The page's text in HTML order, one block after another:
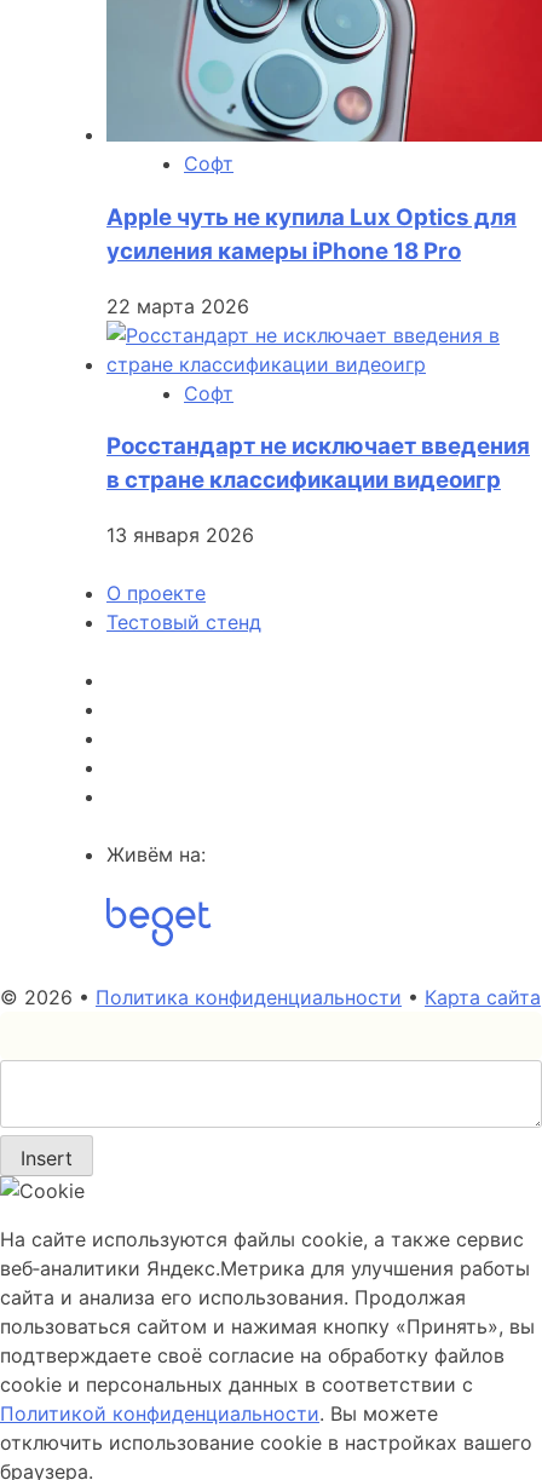
Софт
Apple чуть не купила Lux Optics для
усиления камеры iPhone 18 Pro
22 марта 2026
Софт
Росстандарт не исключает введения
в стране классификации видеоигр
13 января 2026
О проекте
Тестовый стенд
Живём на:
© 2026 • Политика конфиденциальности • Карта сайта
Insert
На сайте используются файлы cookie, а также сервис
веб‑аналитики Яндекс.Метрика для улучшения работы
сайта и анализа его использования. Продолжая
пользоваться сайтом и нажимая кнопку «Принять», вы
подтверждаете своё согласие на обработку файлов
cookie и персональных данных в соответствии с
Политикой конфиденциальности. Вы можете
отключить использование cookie в настройках вашего
браузера.